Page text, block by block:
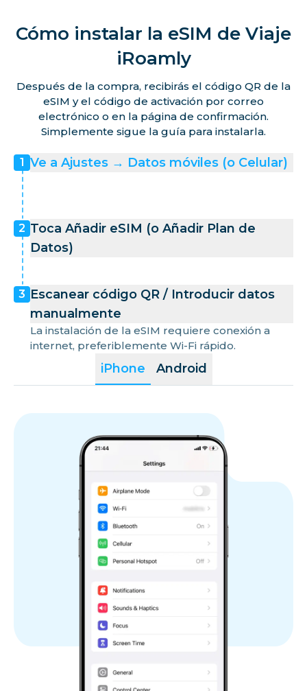
Cómo instalar la eSIM de Viaje
iRoamly
Después de la compra, recibirás el código QR de la
eSIM y el código de activación por correo
electrónico o en la página de confirmación.
Simplemente sigue la guía para instalarla.
iPhone Android
1 Ve a Ajustes → Datos móviles (o Celular)
2 Toca Añadir eSIM (o Añadir Plan de
Datos)
3 Escanear código QR / Introducir datos
manualmente
La instalación de la eSIM requiere conexión a
internet, preferiblemente Wi-Fi rápido.